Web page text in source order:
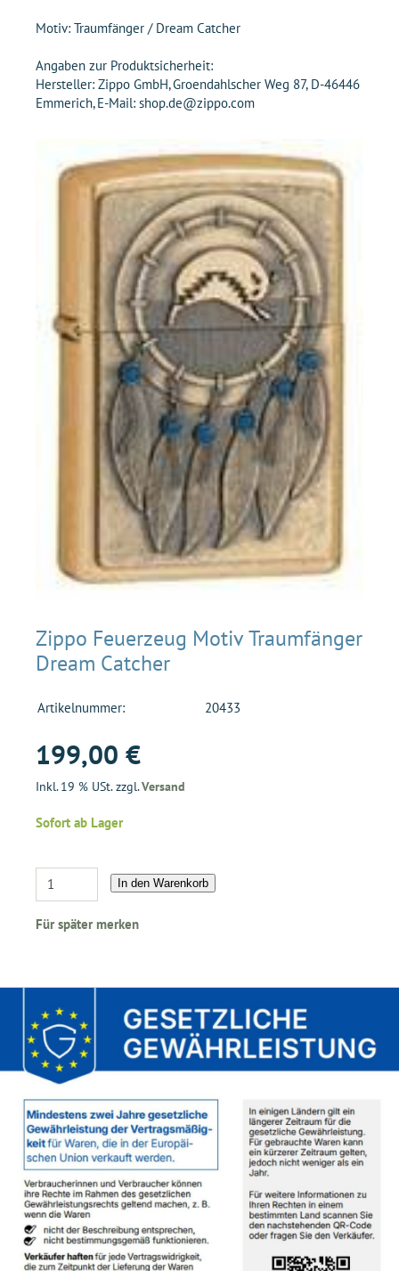
Motiv: Traumfänger / Dream Catcher
Angaben zur Produktsicherheit:
Hersteller: Zippo GmbH, Groendahlscher Weg 87, D-46446
Emmerich, E-Mail: shop.de@zippo.com
Zippo Feuerzeug Motiv Traumfänger
Dream Catcher
Artikelnummer: 20433
199,00 €
Inkl. 19 % USt. zzgl.Versand
Sofort ab Lager
In den Warenkorb
Für später merken